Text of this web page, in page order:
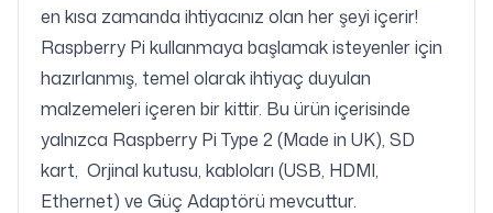
en kısa zamanda ihtiyacınız olan her şeyi içerir!
Raspberry Pi kullanmaya başlamak isteyenler için
hazırlanmış, temel olarak ihtiyaç duyulan
malzemeleri içeren bir kittir. Bu ürün içerisinde
yalnızca Raspberry Pi Type 2 (Made in UK), SD
kart, Orjinal kutusu, kabloları (USB, HDMI,
Ethernet) ve Güç Adaptörü mevcuttur.